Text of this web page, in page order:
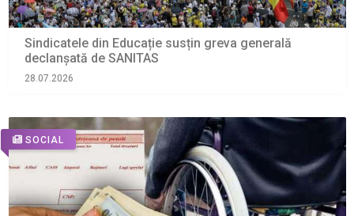
Sindicatele din Educație susțin greva generală
declanșată de SANITAS
28.07.2026
SOCIAL